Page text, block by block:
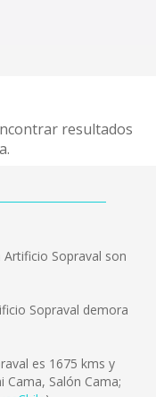
resultados
Sopraval son
Sopraval demora
es 1675 kms y
Cama, Salón Cama;